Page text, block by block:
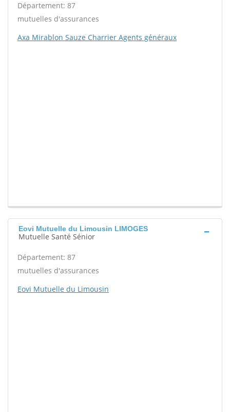
Département: 87
mutuelles d'assurances
Axa Mirablon Sauze Charrier Agents généraux
Eovi Mutuelle du Limousin LIMOGES
Mutuelle Santé Sénior
Département: 87
mutuelles d'assurances
Eovi Mutuelle du Limousin